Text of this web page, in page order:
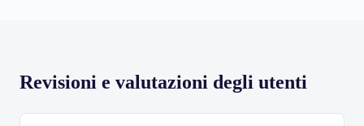
Revisioni e valutazioni degli utenti